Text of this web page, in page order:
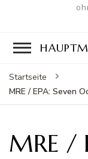
Startseite
MRE / EPA: Seven
MRE /